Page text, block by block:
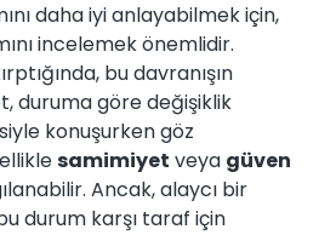
daha iyi anlayabilmek için,
incelemek önemlidir.
bu davranışın
duruma göre değişiklik
konuşurken göz
samimiyet veya güven
Ancak, alaycı bir
durum karşı taraf için